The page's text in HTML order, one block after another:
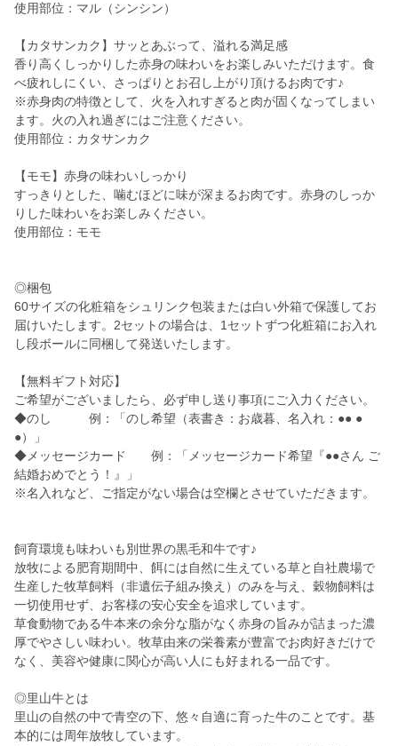
使用部位：マル（シンシン）
【カタサンカク】サッとあぶって、溢れる満足感
香り高くしっかりした赤身の味わいをお楽しみいただけます。食
べ疲れしにくい、さっぱりとお召し上がり頂けるお肉です♪
※赤身肉の特徴として、火を入れすぎると肉が固くなってしまい
ます。火の入れ過ぎにはご注意ください。
使用部位：カタサンカク
【モモ】赤身の味わいしっかり
すっきりとした、噛むほどに味が深まるお肉です。赤身のしっか
りした味わいをお楽しみください。
使用部位：モモ
◎梱包
60サイズの化粧箱をシュリンク包装または白い外箱で保護してお
届けいたします。2セットの場合は、1セットずつ化粧箱にお入れ
し段ボールに同梱して発送いたします。
【無料ギフト対応】
ご希望がございましたら、必ず申し送り事項にご入力ください。
◆のし 例：「のし希望（表書き：お歳暮、名入れ：●● ●
●）」
◆メッセージカード 例：「メッセージカード希望『●●さん ご
結婚おめでとう！』」
※名入れなど、ご指定がない場合は空欄とさせていただきます。
飼育環境も味わいも別世界の黒毛和牛です♪
放牧による肥育期間中、餌には自然に生えている草と自社農場で
生産した牧草飼料（非遺伝子組み換え）のみを与え、穀物飼料は
一切使用せず、お客様の安心安全を追求しています。
草食動物である牛本来の余分な脂がなく赤身の旨みが詰まった濃
厚でやさしい味わい。牧草由来の栄養素が豊富でお肉好きだけで
なく、美容や健康に関心が高い人にも好まれる一品です。
◎里山牛とは
里山の自然の中で青空の下、悠々自適に育った牛のことです。基
本的には周年放牧しています。